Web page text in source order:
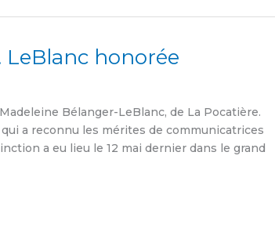
honorée
Bélanger-LeBlanc, de La Pocatière.
a reconnu les mérites de communicatrices
a eu lieu le 12 mai dernier dans le grand